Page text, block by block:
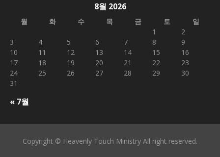
8월 2026
월 화 수 목 금 토 일
« 7월
1
2
3
4 5 6 7 8
9
10
11 12 13 14 15
16
17
18 19 20 21 22
23
24
25 26 27 28 29
30
31
Copyright © Heavenly Touch Ministry All right reserved.